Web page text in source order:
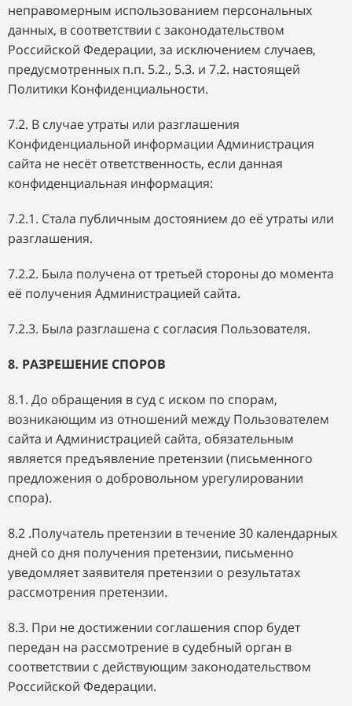
неправомерным использованием персональных
данных, в соответствии с законодательством
Российской Федерации, за исключением случаев,
предусмотренных п.п. 5.2., 5.3. и 7.2. настоящей
Политики Конфиденциальности.
7.2. В случае утраты или разглашения
Конфиденциальной информации Администрация
сайта не несёт ответственность, если данная
конфиденциальная информация:
7.2.1. Стала публичным достоянием до её утраты или
разглашения.
7.2.2. Была получена от третьей стороны до момента
её получения Администрацией сайта.
7.2.3. Была разглашена с согласия Пользователя.
8. РАЗРЕШЕНИЕ СПОРОВ
8.1. До обращения в суд с иском по спорам,
возникающим из отношений между Пользователем
сайта и Администрацией сайта, обязательным
является предъявление претензии (письменного
предложения о добровольном урегулировании
спора).
8.2 .Получатель претензии в течение 30 календарных
дней со дня получения претензии, письменно
уведомляет заявителя претензии о результатах
рассмотрения претензии.
8.3. При не достижении соглашения спор будет
передан на рассмотрение в судебный орган в
соответствии с действующим законодательством
Российской Федерации.